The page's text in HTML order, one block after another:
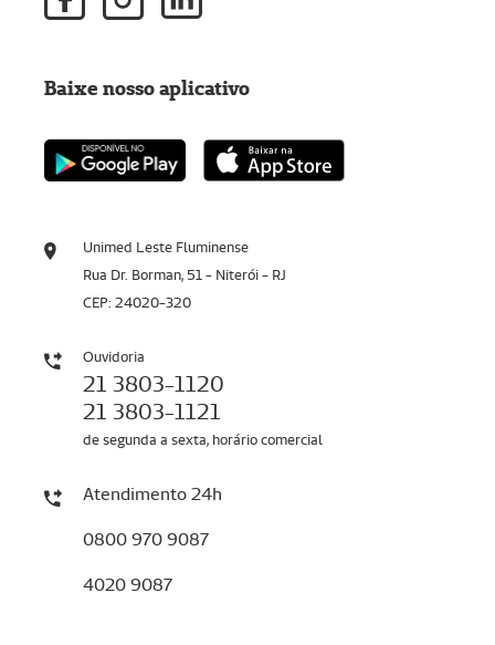
Unimed Leste Fluminense
Rua Dr. Borman, 51 - Niterói - RJ
CEP: 24020-320
Ouvidoria
21 3803-1120
21 3803-1121
de segunda a sexta, horário comercial
Atendimento 24h
0800 970 9087
4020 9087
Baixe nosso aplicativo